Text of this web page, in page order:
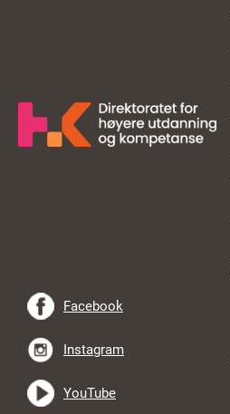
Facebook
Instagram
YouTube